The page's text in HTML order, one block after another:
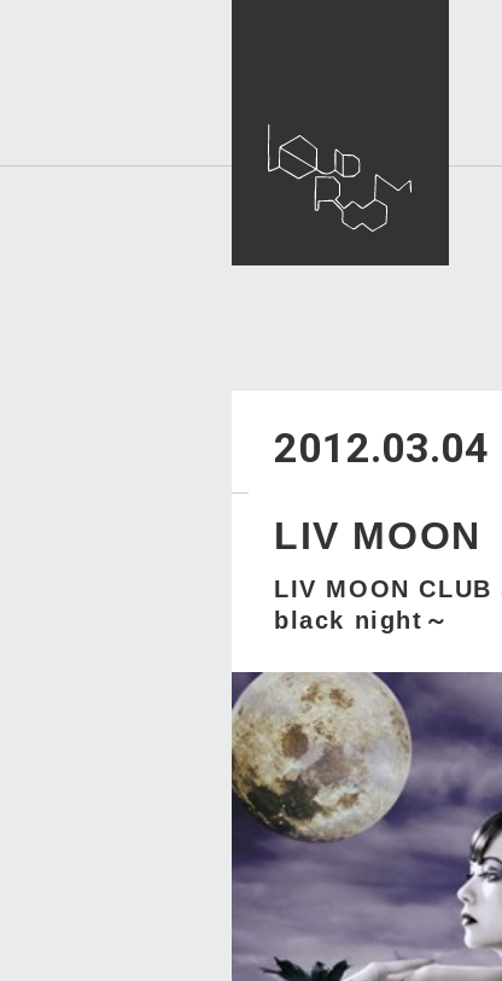
2012.03.04
LIV MOON
LIV MOON
black night～